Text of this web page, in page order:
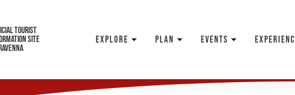
TOURIST
SITE
EXPLORE PLAN EVENTS